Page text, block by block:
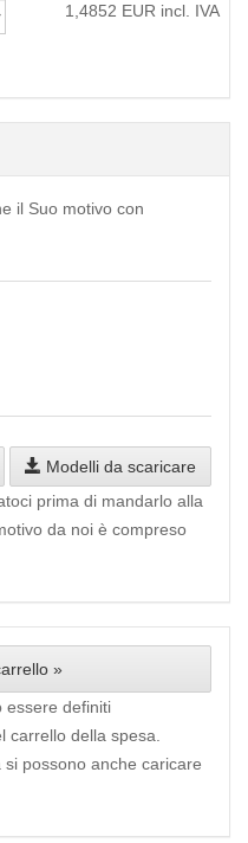
1,4852 EUR incl. IVA
il Suo motivo con
Modelli da scaricare
prima di mandarlo alla
da noi è compreso
»
essere definiti
carrello della spesa.
possono anche caricare